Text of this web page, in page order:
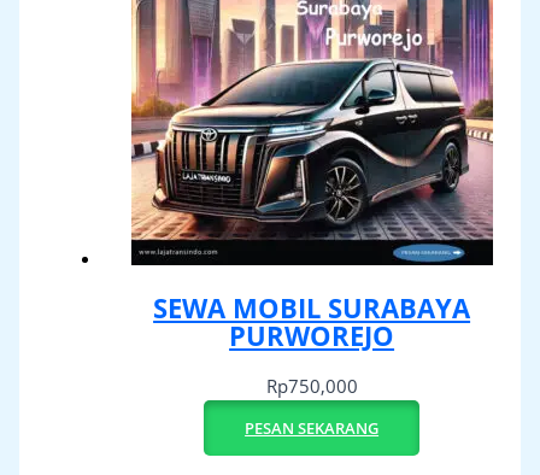
SEWA MOBIL SURABAYA
PURWOREJO
Rp750,000
PESAN SEKARANG